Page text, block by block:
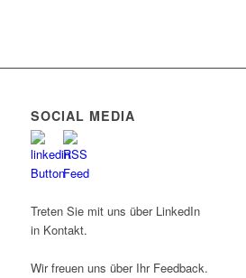
SOCIAL MEDIA
Treten Sie mit uns über LinkedIn
in Kontakt.
Wir freuen uns über Ihr Feedback.